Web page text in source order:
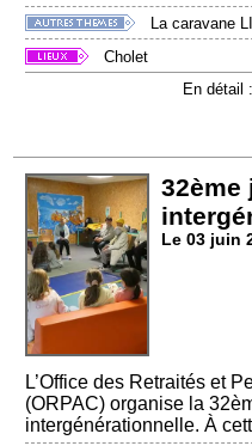
La caravane
Cholet
En détail
32ème
Le 03 juin
L’Office des Retraités et
(ORPAC) organise la
intergénérationnelle. À